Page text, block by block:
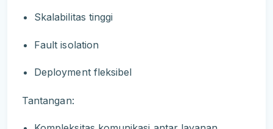
Skalabilitas tinggi
Fault isolation
Deployment fleksibel
Tantangan: